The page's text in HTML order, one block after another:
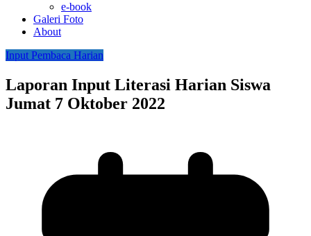
e-book
Galeri Foto
About
Input Pembaca Harian
Laporan Input Literasi Harian Siswa
Jumat 7 Oktober 2022